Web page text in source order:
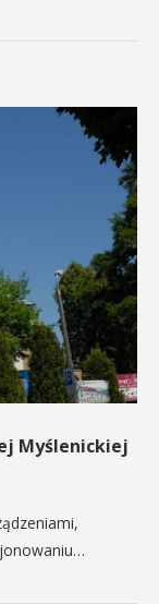
Myślenickiej